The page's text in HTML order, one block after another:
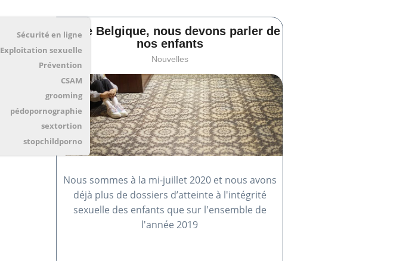
Chère Belgique, nous devons parler de
nos enfants
Nouvelles
Sécurité en ligne
Exploitation sexuelle
Prévention
CSAM
grooming
pédopornographie
sextortion
stopchildporno
Nous sommes à la mi-juillet 2020 et nous avons
déjà plus de dossiers d’atteinte à l'intégrité
sexuelle des enfants que sur l'ensemble de
l'année 2019